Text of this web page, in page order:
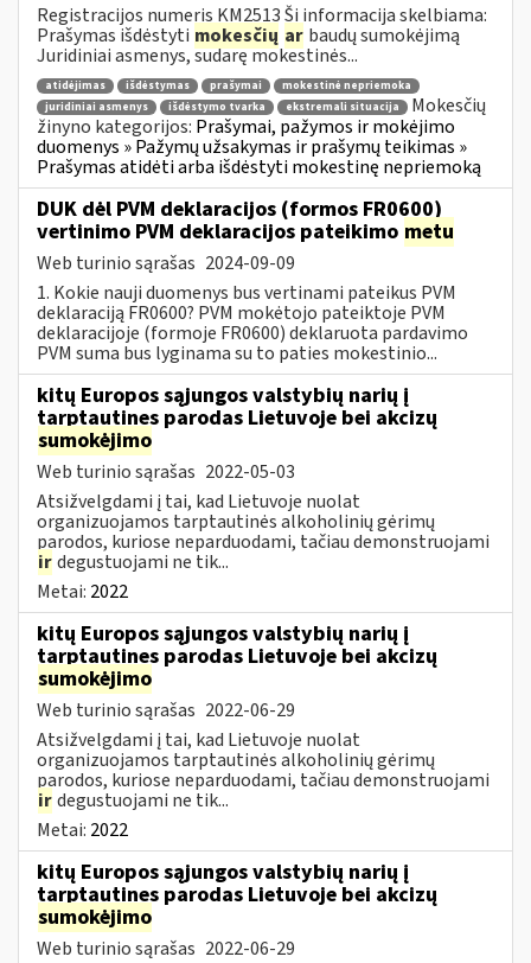
Registracijos numeris KM2513 Ši informacija skelbiama:
Prašymas išdėstyti mokesčių ar baudų sumokėjimą
Juridiniai asmenys, sudarę mokestinės...
atidėjimas išdėstymas prašymai
mokestinė nepriemoka
juridiniai asmenys
išdėstymo tvarka ekstremali situacija
Mokesčių
žinyno kategorijos: Prašymai, pažymos ir mokėjimo
duomenys » Pažymų užsakymas ir prašymų teikimas »
Prašymas atidėti arba išdėstyti mokestinę nepriemoką
DUK dėl PVM deklaracijos (formos FR0600)
vertinimo PVM deklaracijos pateikimo metu
Web turinio sąrašas 2024-09-09
1. Kokie nauji duomenys bus vertinami pateikus PVM
deklaraciją FR0600? PVM mokėtojo pateiktoje PVM
deklaracijoje (formoje FR0600) deklaruota pardavimo
PVM suma bus lyginama su to paties mokestinio...
kitų Europos sąjungos valstybių narių į
tarptautines parodas Lietuvoje bei akcizų
sumokėjimo
Web turinio sąrašas 2022-05-03
Atsižvelgdami į tai, kad Lietuvoje nuolat
organizuojamos tarptautinės alkoholinių gėrimų
parodos, kuriose neparduodami, tačiau demonstruojami
irdegustuojami ne tik...
Metai: 2022
kitų Europos sąjungos valstybių narių į
tarptautines parodas Lietuvoje bei akcizų
sumokėjimo
Web turinio sąrašas 2022-06-29
Atsižvelgdami į tai, kad Lietuvoje nuolat
organizuojamos tarptautinės alkoholinių gėrimų
parodos, kuriose neparduodami, tačiau demonstruojami
irdegustuojami ne tik...
Metai: 2022
kitų Europos sąjungos valstybių narių į
tarptautines parodas Lietuvoje bei akcizų
sumokėjimo
Web turinio sąrašas 2022-06-29